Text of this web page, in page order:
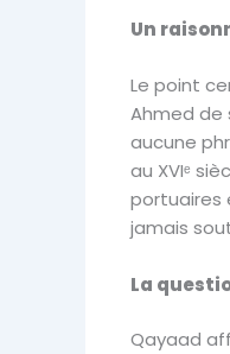
Un
Le point
Ahmed de
aucune
au XVIᵉ
portuaires
jamais
La
Qayaad